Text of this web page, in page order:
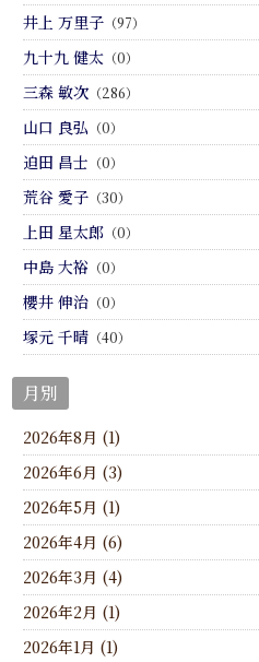
井上 万里子 （97）
九十九 健太 （0）
三森 敏次 （286）
山口 良弘 （0）
迫田 昌士 （0）
荒谷 愛子 （30）
上田 星太郎 （0）
中島 大裕 （0）
櫻井 伸治 （0）
塚元 千晴 （40）
月別
2026年8月 (1)
2026年6月 (3)
2026年5月 (1)
2026年4月 (6)
2026年3月 (4)
2026年2月 (1)
2026年1月 (1)